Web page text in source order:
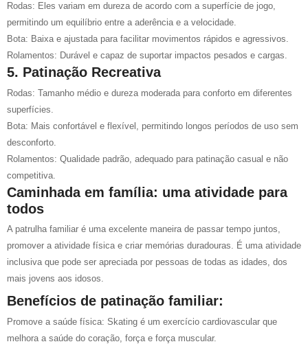
Rodas: Eles variam em dureza de acordo com a superfície de jogo,
permitindo um equilíbrio entre a aderência e a velocidade.
Bota: Baixa e ajustada para facilitar movimentos rápidos e agressivos.
Rolamentos: Durável e capaz de suportar impactos pesados e cargas.
5. Patinação Recreativa
Rodas: Tamanho médio e dureza moderada para conforto em diferentes
superfícies.
Bota: Mais confortável e flexível, permitindo longos períodos de uso sem
desconforto.
Rolamentos: Qualidade padrão, adequado para patinação casual e não
competitiva.
Caminhada em família: uma atividade para
todos
A patrulha familiar é uma excelente maneira de passar tempo juntos,
promover a atividade física e criar memórias duradouras. É uma atividade
inclusiva que pode ser apreciada por pessoas de todas as idades, dos
mais jovens aos idosos.
Benefícios de patinação familiar:
Promove a saúde física: Skating é um exercício cardiovascular que
melhora a saúde do coração, força e força muscular.